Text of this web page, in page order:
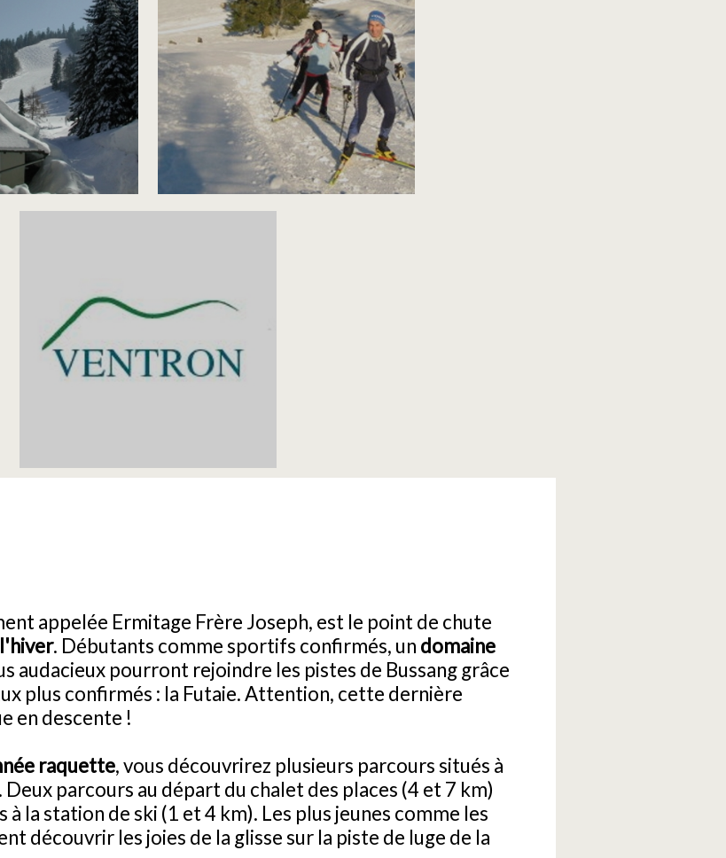
INFORMATIONS
appelée Ermitage Frère Joseph, est le point de chute
. Débutants comme sportifs confirmés, un domaine
audacieux pourront rejoindre les pistes de Bussang grâce
plus confirmés : la Futaie. Attention, cette dernière
en descente !
raquette, vous découvrirez plusieurs parcours situés à
parcours au départ du chalet des places (4 et 7 km)
la station de ski (1 et 4 km). Les plus jeunes comme les
découvrir les joies de la glisse sur la piste de luge de la